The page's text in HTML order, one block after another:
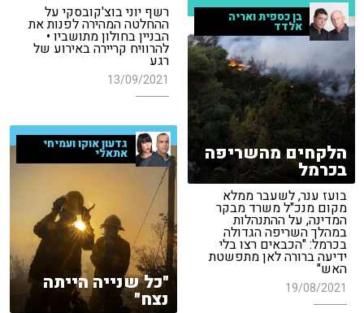
רשף יוני בוצ'קובסקי על
ההחלטה המהירה לפנות את
הבניין בחולון מתושביו •
להרוויח קריירה באירוע של
רגע
13/09/2021
בן כספית ואריה
אלדד
הלקחים מהשריפה
בכרמל
בועז ענר, לשעבר ממלא
מקום מנכ"ל משרד מבקר
המדינה, על ההתנהלות
במהלך השריפה הגדולה
בכרמל: "הכבאים רצו בלי
ידיעה ברורה לאן מתפשטת
האש"
19/08/2021
גדעון אוקו ועמיחי
אתאלי
"כל שנייה הייתה
נצח"